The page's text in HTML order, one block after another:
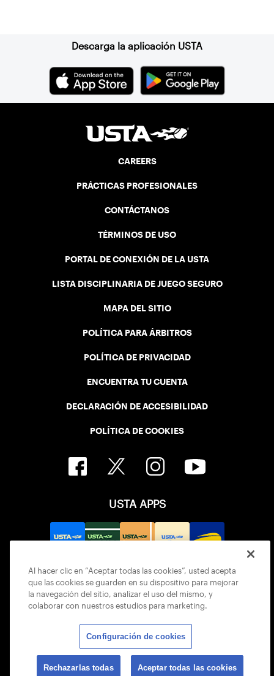
Descarga la aplicación USTA
CAREERS
PRÁCTICAS PROFESIONALES
CONTÁCTANOS
TÉRMINOS DE USO
PORTAL DE CONEXIÓN DE LA USTA
LISTA DISCIPLINARIA DE JUEGO SEGURO
MAPA DEL SITIO
POLÍTICA PARA ÁRBITROS
POLÍTICA DE PRIVACIDAD
ENCUENTRA TU CUENTA
DECLARACIÓN DE ACCESIBILIDAD
POLÍTICA DE COOKIES
USTA APPS
© 2026 USTA ALL RIGHTS RESERVED
Al hacer clic en “Aceptar todas las cookies”, usted acepta
que las cookies se guarden en su dispositivo para mejorar
la navegación del sitio, analizar el uso del mismo, y
colaborar con nuestros estudios para marketing.
Configuración de cookies
Rechazarlas todas Aceptar todas las cookies